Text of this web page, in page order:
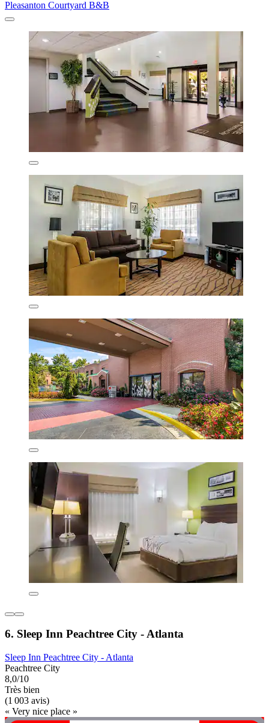
Pleasanton Courtyard B&B
6. Sleep Inn Peachtree City - Atlanta
Sleep Inn Peachtree City - Atlanta
Peachtree City
8,0/10
Très bien
(1 003 avis)
« Very nice place »